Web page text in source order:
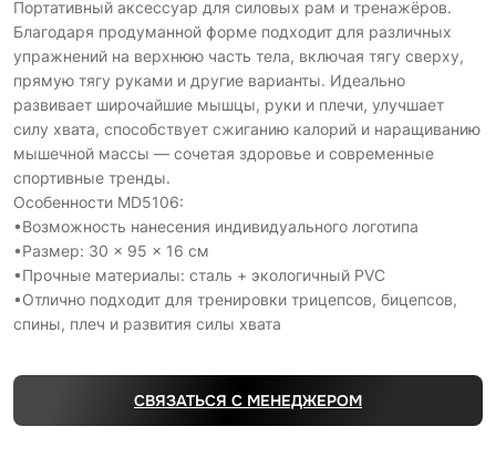
Портативный аксессуар для силовых рам и тренажёров.
Благодаря продуманной форме подходит для различных
упражнений на верхнюю часть тела, включая тягу сверху,
прямую тягу руками и другие варианты. Идеально
развивает широчайшие мышцы, руки и плечи, улучшает
силу хвата, способствует сжиганию калорий и наращиванию
мышечной массы — сочетая здоровье и современные
спортивные тренды.
Особенности MD5106:
•Возможность нанесения индивидуального логотипа
•Размер: 30 × 95 × 16 см
•Прочные материалы: сталь + экологичный PVC
•Отлично подходит для тренировки трицепсов, бицепсов,
спины, плеч и развития силы хвата
СВЯЗАТЬСЯ С МЕНЕДЖЕРОМ